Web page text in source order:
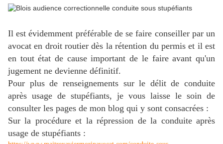
Il est évidemment préférable de se faire conseiller par un
avocat en droit routier dès la rétention du permis et il est
en tout état de cause important de le faire avant qu'un
jugement ne devienne définitif.
Pour plus de renseignements sur le délit de conduite
après usage de stupéfiants, je vous laisse le soin de
consulter les pages de mon blog qui y sont consacrées :
Sur la procédure et la répression de la conduite après
usage de stupéfiants :